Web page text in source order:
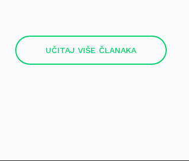
UČITAJ VIŠE ČLANAKA